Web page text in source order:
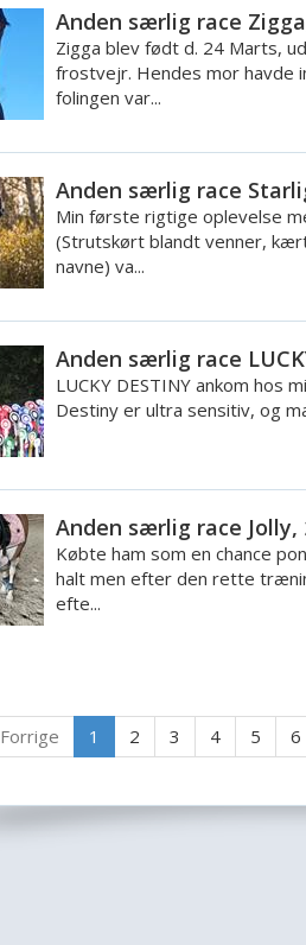
Anden særlig race
Zigga blev født d. 24 Marts,
frostvejr. Hendes mor havde
folingen var...
Anden særlig race
Min første rigtige oplevelse
(Strutskørt blandt venner,
navne) va...
Anden særlig race
LUCKY DESTINY ankom hos
Destiny er ultra sensitiv, og
Anden særlig race Jolly,
Købte ham som en chance
halt men efter den rette
efte...
Forrige 1 2 3 4 5 6